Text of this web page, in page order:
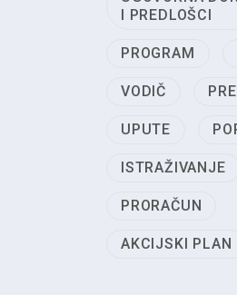
I PREDLOŠCI
PROGRAM
VODIČ
UPUTE
ISTRAŽIVANJE
PRORAČUN
AKCIJSKI PLAN